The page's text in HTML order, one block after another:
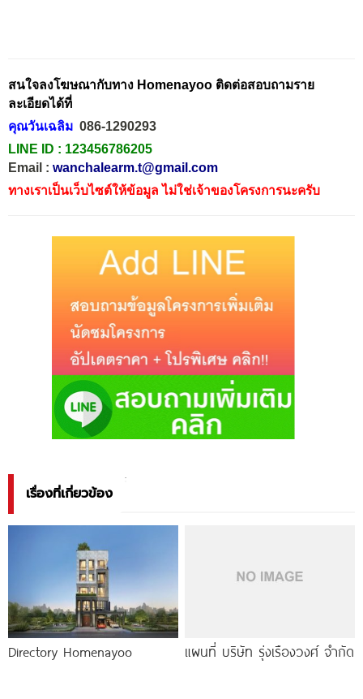
สนใจลงโฆษณากับทาง Homenayoo ติดต่อสอบถามราย
ละเอียดได้ที่
คุณวันเฉลิม 086-1290293
LINE ID : 123456786205
Email : wanchalearm.t@gmail.com
ทางเราเป็นเว็บไซต์ให้ข้อมูล ไม่ใช่เจ้าของโครงการนะครับ
เรื่องที่เกี่ยวข้อง
Directory Homenayoo แผนที่ บริษัท รุ่งเรืองวงศ์ จำกัด